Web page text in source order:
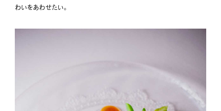
わいをあわせたい。